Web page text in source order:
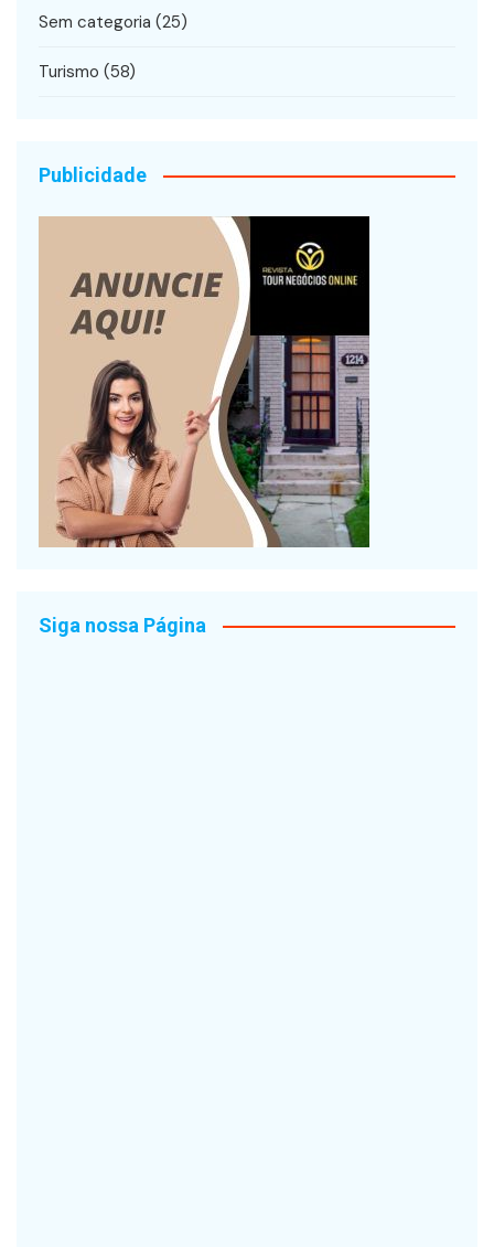
Sem categoria (25)
Turismo (58)
Publicidade
Siga nossa Página